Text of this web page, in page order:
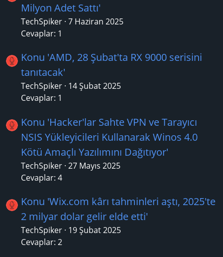
Milyon Adet Sattı'
TechSpiker 7 Haziran 2025
Cevaplar: 1
Konu 'AMD, 28 Şubat'ta RX 9000 serisini
tanıtacak'
TechSpiker 14 Şubat 2025
Cevaplar: 1
Konu 'Hacker'lar Sahte VPN ve Tarayıcı
NSIS Yükleyicileri Kullanarak Winos 4.0
Kötü Amaçlı Yazılımını Dağıtıyor'
TechSpiker 27 Mayıs 2025
Cevaplar: 4
Konu 'Wix.com kârı tahminleri aştı, 2025'te
2 milyar dolar gelir elde etti'
TechSpiker 19 Şubat 2025
Cevaplar: 2